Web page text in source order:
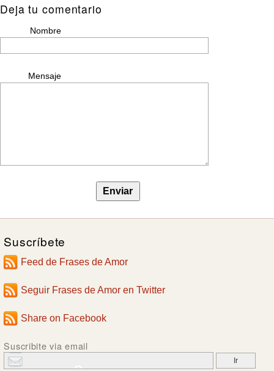
Deja tu comentario
Nombre
Mensaje
Suscríbete
Feed de Frases de Amor
Seguir Frases de Amor en Twitter
Share on Facebook
Suscribite via email